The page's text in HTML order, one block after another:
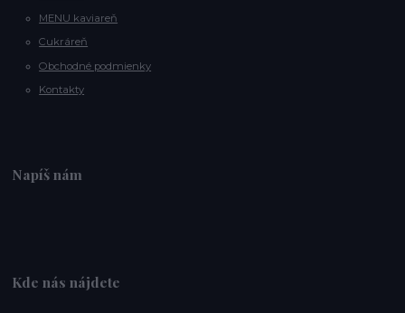
MENU kaviareň
Cukráreň
Obchodné podmienky
Kontakty
Napíš nám
Kde nás nájdete